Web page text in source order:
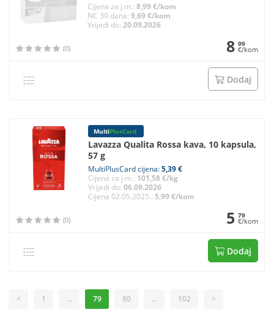
Cijena za j.m.:8,99 €/kom
NC 30 dana:9,69 €/kom
Vrijedi do:20.09.2026
(0) 8 99
€/kom
Dodaj
MultiPlusCard
Lavazza Qualita Rossa kava, 10 kapsula,
57 g
MultiPlusCard cijena:5,39 €
Cijena za j.m.: 101,58 €/kg
Vrijedi do:06.09.2026
Cijena 02.05.2025.:5,99 €/kom
(0) 5 79
€/kom
Dodaj
< 1 ... 79 80 ... 102 >